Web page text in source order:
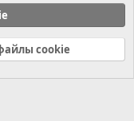
Главная
R
cookie